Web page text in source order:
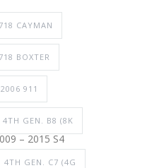
CAYMAN
BOXTER
911
4TH GEN. B8 (8K
– 2015 S4
4TH GEN. C7 (4G